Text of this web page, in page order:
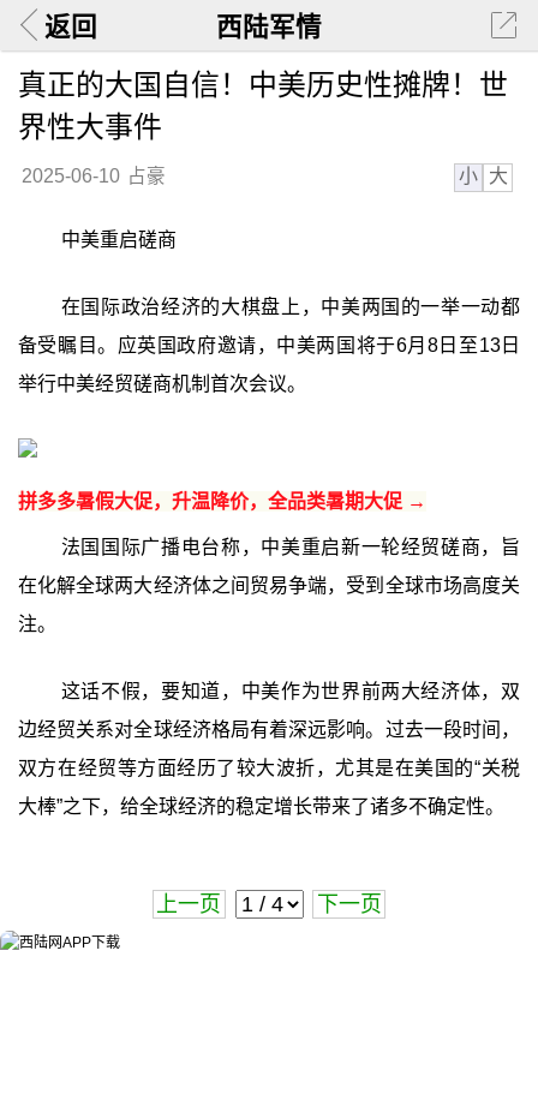
返回 西陆军情
真正的大国自信！中美历史性摊牌！世
界性大事件
2025-06-10 占豪 小 大
中美重启磋商
在国际政治经济的大棋盘上，中美两国的一举一动都
备受瞩目。应英国政府邀请，中美两国将于6月8日至13日
举行中美经贸磋商机制首次会议。
拼多多暑假大促，升温降价，全品类暑期大促 →
法国国际广播电台称，中美重启新一轮经贸磋商，旨
在化解全球两大经济体之间贸易争端，受到全球市场高度关
注。
这话不假，要知道，中美作为世界前两大经济体，双
边经贸关系对全球经济格局有着深远影响。过去一段时间，
双方在经贸等方面经历了较大波折，尤其是在美国的“关税
大棒”之下，给全球经济的稳定增长带来了诸多不确定性。
上一页 下一页